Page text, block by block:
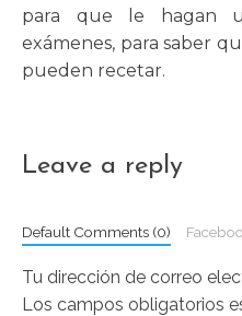
para que le hagan
exámenes, para saber
pueden recetar.
Leave a reply
Default Comments (0)
Tu dirección de correo
Los campos obligatorios